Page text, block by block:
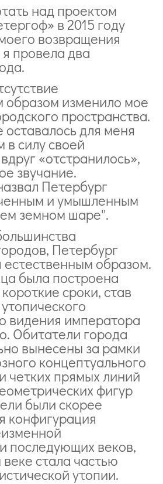
над проектом
в 2015 году
возвращения
я провела два
образом изменило мое
пространства.
оставалось для меня
силу своей
«отстранилось»,
звучание.
Петербург
и умышленным
земном шаре''.
Петербург
естественным образом.
была построена
сроки, став
видения императора
Обитатели города
вынесены за рамки
концептуального
четких прямых линий
фигур
были скорее
конфигурация
последующих веков,
стала частью
утопии.